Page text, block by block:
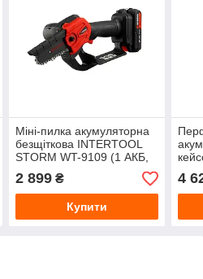
Міні-пилка акумуляторна
безщіткова INTERTOOL
STORM WT-9109 (1 АКБ,
ЗУ) 8", 20В 2А·год
2 899₴
Купити
4